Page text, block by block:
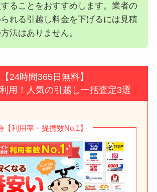
ることをおすすめします。業者の
れる引越し料金を下げるには見積
法はありません。
【24時間365日無料】
用！人気の引越し一括査定3選
利用率・提携数No.1】